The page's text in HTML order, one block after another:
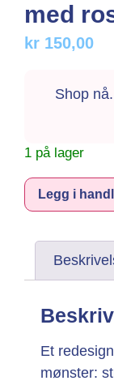
med
kr 150,00
Shop
1 på lager
Legg i
Et
mønster: